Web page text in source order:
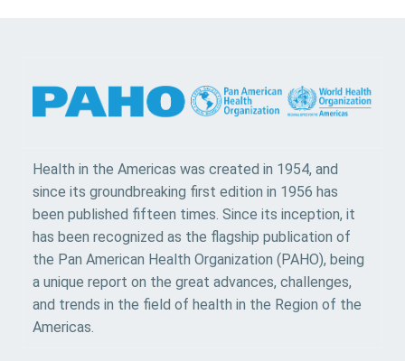
Health in the Americas was created in 1954, and
since its groundbreaking first edition in 1956 has
been published fifteen times. Since its inception, it
has been recognized as the flagship publication of
the Pan American Health Organization (PAHO), being
a unique report on the great advances, challenges,
and trends in the field of health in the Region of the
Americas.